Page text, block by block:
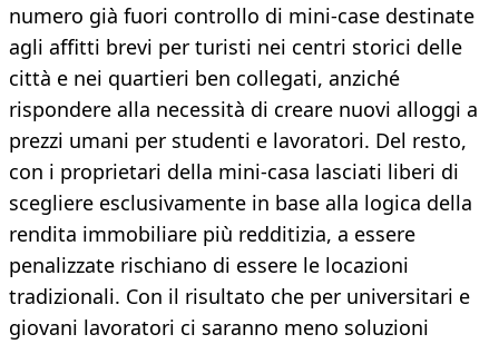
numero già fuori controllo di mini-case destinate
agli affitti brevi per turisti nei centri storici delle
città e nei quartieri ben collegati, anziché
rispondere alla necessità di creare nuovi alloggi a
prezzi umani per studenti e lavoratori. Del resto,
con i proprietari della mini-casa lasciati liberi di
scegliere esclusivamente in base alla logica della
rendita immobiliare più redditizia, a essere
penalizzate rischiano di essere le locazioni
tradizionali. Con il risultato che per universitari e
giovani lavoratori ci saranno meno soluzioni